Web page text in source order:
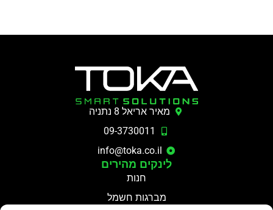
מאיר אריאל 8 נתניה
09-3730011
info@toka.co.il
לינקים מהירים
חנות
מברגות חשמל